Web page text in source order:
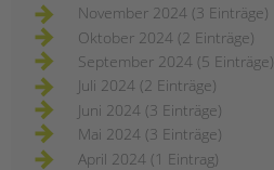
November 2024 (3 Einträge)
Oktober 2024 (2 Einträge)
September 2024 (5 Einträge)
Juli 2024 (2 Einträge)
Juni 2024 (3 Einträge)
Mai 2024 (3 Einträge)
April 2024 (1 Eintrag)